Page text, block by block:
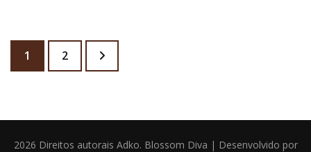
Paginação de posts
Página
1 Página
2
2026 Direitos autorais Adko. Blossom Diva | Desenvolvido por